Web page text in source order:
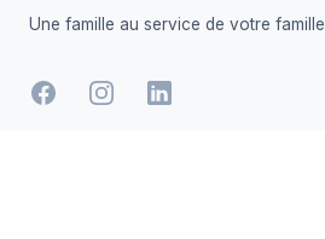
Informations
Une famille au service de votre famille
FacebookInstagramLinkedIn